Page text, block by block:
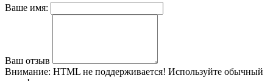
Ваше имя:
Ваш отзыв
Внимание: HTML не поддерживается! Используйте обычный